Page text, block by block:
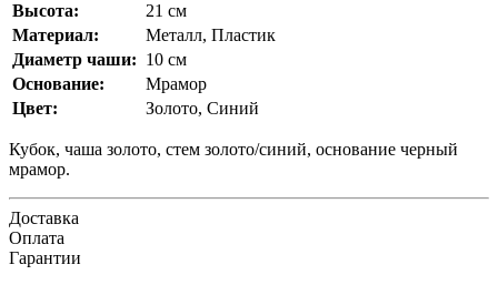
Высота:
21 см
Материал:
Металл, Пластик
Диаметр чаши: 10 см
Основание:
Мрамор
Цвет:
Золото, Синий
Кубок, чаша золото, стем золото/синий, основание черный
мрамор.
Доставка
Оплата
Гарантии